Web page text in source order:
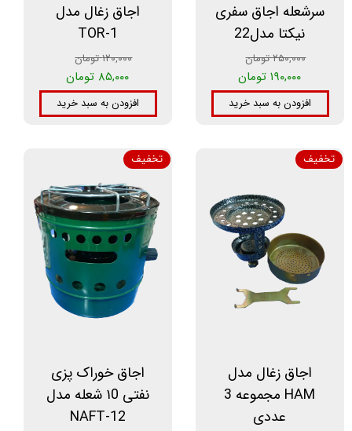
سرشعله اجاق سفری
نیکتا مدل22
۲۵۰,۰۰۰ تومان
۱۹۰,۰۰۰ تومان
افزودن به سبد خرید
اجاق زغال مدل
TOR-1
۱۲۰,۰۰۰ تومان
۸۵,۰۰۰ تومان
افزودن به سبد خرید
اجاق زغال مدل
HAM مجموعه 3
عددی
تخفیف
اجاق خوراک پزی
نفتی ۱0 شعله مدل
NAFT-12
تخفیف